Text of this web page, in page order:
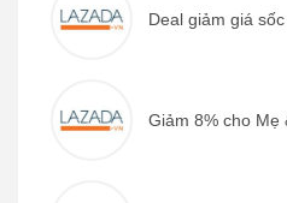
Deal giảm giá sốc
Giảm 8% cho Mẹ